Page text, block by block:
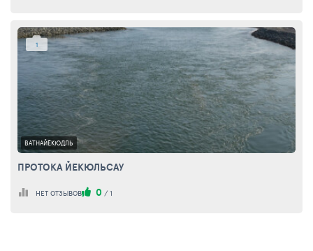
1
ВАТНАЙЁКЮДЛЬ
ПРОТОКА ЙЕКЮЛЬСАУ
НЕТ ОТЗЫВОВ 0 / 1